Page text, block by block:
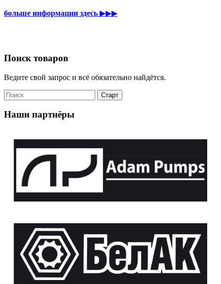
больше информации здесь ▶▶▶
Поиск товаров
Ведите свой запрос и всё обязательно найдётся.
Наши партнёры